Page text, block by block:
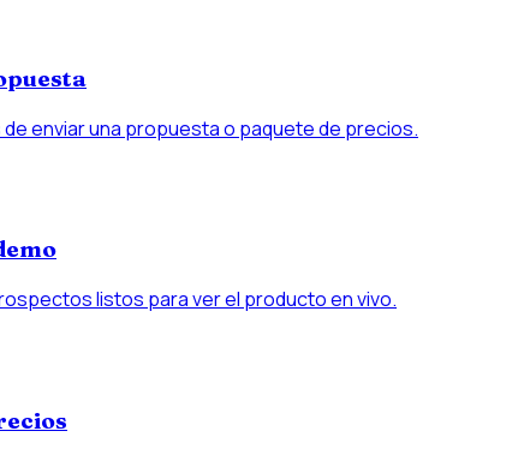
enviar una propuesta o paquete de precios.
listos para ver el producto en vivo.